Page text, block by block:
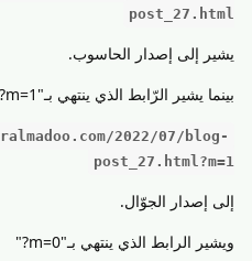
post_27.html
يشير إلى إصدار الحاسوب.
بينما يشير الرّابط الذي ينتهي بـ"1=m?"
2022/07/blog-
post_27.html?m=1
إلى إصدار الجوّال.
ويشير الرابط الذي ينتهي بـ"0=m?"